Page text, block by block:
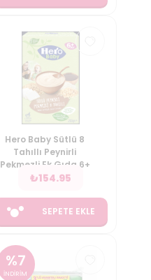
Hero Baby Sütlü 8
Tahıllı Peynirli
Pekmezli Ek Gıda 6+
Ay 200 Gr
₺154.95
SEPETE EKLE
%7
İNDİRİM